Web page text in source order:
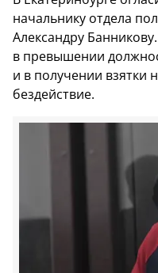
начальнику отдела
Александру
в превышении
и в получении взятки
бездействие.